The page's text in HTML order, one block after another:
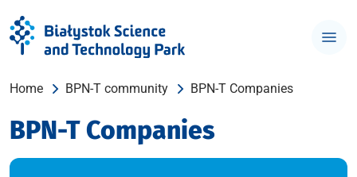
Home BPN-T community BPN-T Companies
BPN-T Companies